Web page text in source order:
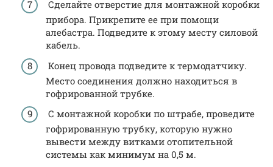
Сделайте отверстие для монтажной коробки
прибора. Прикрепите ее при помощи
алебастра. Подведите к этому месту силовой
кабель.
Конец провода подведите к термодатчику.
Место соединения должно находиться в
гофрированной трубке.
С монтажной коробки по штрабе, проведите
гофрированную трубку, которую нужно
вывести между витками отопительной
системы как минимум на 0,5 м.